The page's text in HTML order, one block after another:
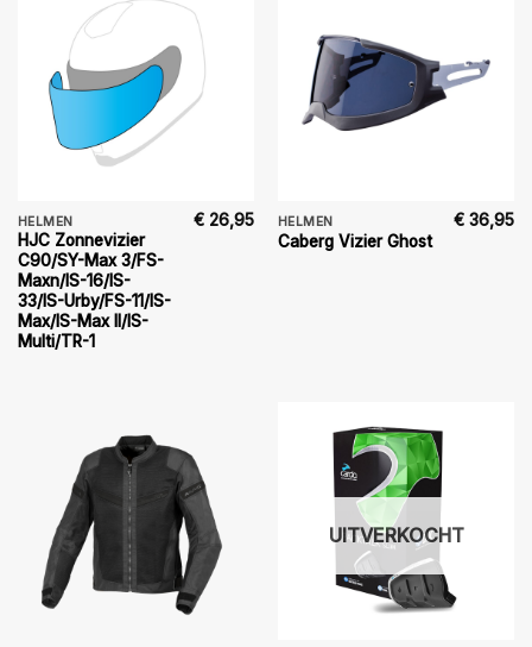
HELMEN
HJC Zonnevizier
C90/SY-Max 3/FS-
Maxn/IS-16/IS-
33/IS-Urby/FS-11/IS-
Max/IS-Max II/IS-
Multi/TR-1
€ 26,95 HELMEN
Caberg Vizier Ghost
€ 36,95
UITVERKOCHT